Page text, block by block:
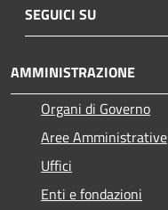
SEGUICI SU
AMMINISTRAZIONE
Organi di Governo
Aree Amministrative
Uffici
Enti e fondazioni